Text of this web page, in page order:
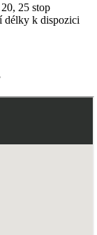
25 stop
délky k dispozici